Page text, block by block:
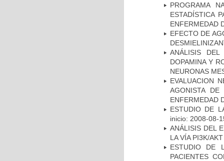
PROGRAMA
ESTADÍSTICA
ENFERMEDAD
EFECTO DE
ANÁLISIS
DOPAMINA Y
NEURONAS
EVALUACION
AGONISTA
ENFERMEDAD
ESTUDIO DE
inicio: 2008-08-
ANÁLISIS DEL
LA VÍA PI3K/
ESTUDIO DE
PACIENTES